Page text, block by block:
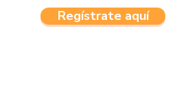
Regístrate aquí